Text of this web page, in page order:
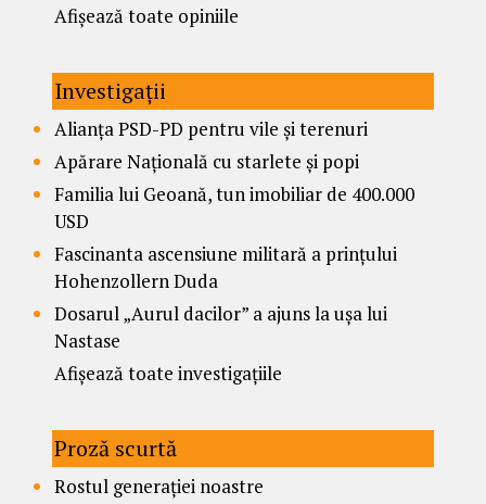
Afișează toate opiniile
Investigații
Alianța PSD-PD pentru vile și terenuri
Apărare Națională cu starlete și popi
Familia lui Geoană, tun imobiliar de 400.000
USD
Fascinanta ascensiune militară a prințului
Hohenzollern Duda
Dosarul „Aurul dacilor” a ajuns la ușa lui
Nastase
Afișează toate investigațiile
Proză scurtă
Rostul generației noastre